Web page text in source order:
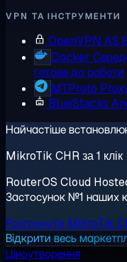
VPN ТА ІНСТРУМЕНТИ
OpenVPN AS
Docker
готове до роботи
MTProto
BlueStacks
Найчастіше
MikroTik CHR за 1 клік
RouterOS Cloud
Застосунок №1 наших
Розгорнути MikroTik
Відкрити весь
Ціноутворення